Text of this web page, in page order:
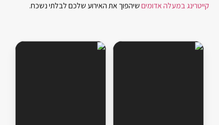
קייטרינג במעלה אדומיםשיהפוך את האירוע שלכם לבלתי נשכח.